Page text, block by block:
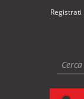
Registrati